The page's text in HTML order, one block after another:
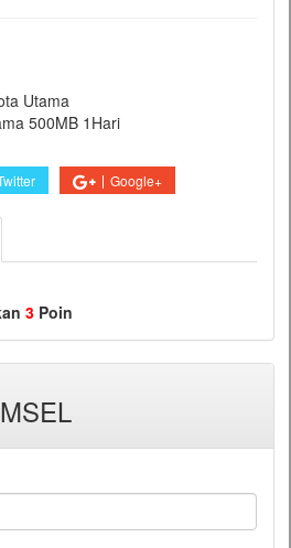
Utama
500MB 1Hari
Google+
3 Poin